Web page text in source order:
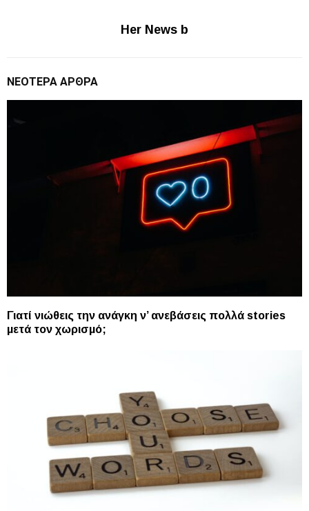
Her News b
ΝΕΌΤΕΡΑ ΆΡΘΡΑ
Γιατί νιώθεις την ανάγκη ν’ ανεβάσεις πολλά stories
μετά τον χωρισμό;